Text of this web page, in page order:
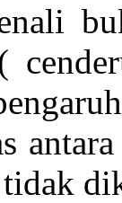
tidak